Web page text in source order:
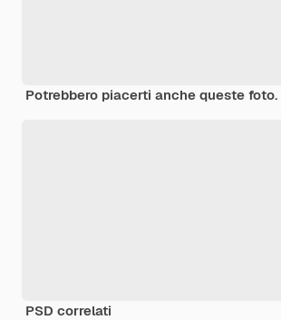
Potrebbero piacerti anche queste foto.
PSD correlati